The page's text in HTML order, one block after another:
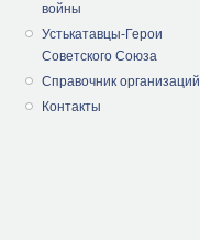
войны
Устькатавцы-Герои
Советского Союза
Справочник организаций
Контакты